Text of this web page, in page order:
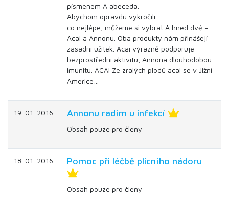
písmenem A abeceda.
Abychom opravdu vykročili
co nejlépe, můžeme si vybrat A hned dvě –
Acai a Annonu. Oba produkty nám přinášejí
zásadní užitek. Acai výrazně podporuje
bezprostřední aktivitu, Annona dlouhodobou
imunitu. ACAI Ze zralých plodů acai se v Jižní
Americe…
19. 01. 2016 Annonu radím u infekcí
Obsah pouze pro členy
18. 01. 2016 Pomoc při léčbě plicního nádoru
Obsah pouze pro členy